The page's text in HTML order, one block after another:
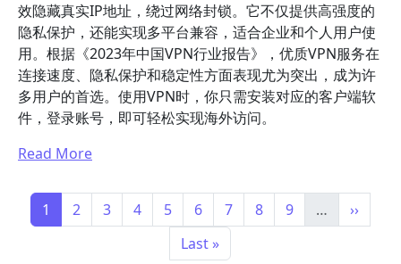
效隐藏真实IP地址，绕过网络封锁。它不仅提供高强度的
隐私保护，还能实现多平台兼容，适合企业和个人用户使
用。根据《2023年中国VPN行业报告》，优质VPN服务在
连接速度、隐私保护和稳定性方面表现尤为突出，成为许
多用户的首选。使用VPN时，你只需安装对应的客户端软
件，登录账号，即可轻松实现海外访问。
Read More
Pagination
Current page
1 Page
2 Page
3 Page
4 Page
5 Page
6 Page
7 Page
8 Page
9 … Next
››
Last page
Last »